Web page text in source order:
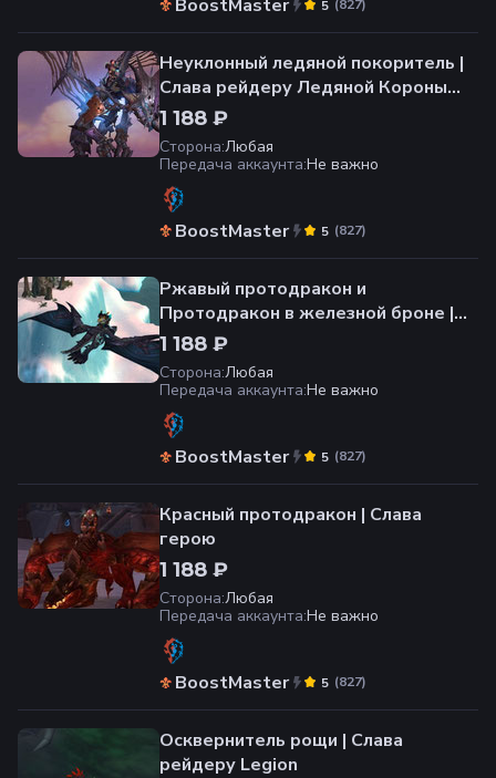
BoostMaster (827)
5
Неуклонный ледяной покоритель |
Слава рейдеру Ледяной Короны
(25 игроков)
1 188 ₽
Сторона:Любая
Передача аккаунта:Не важно
BoostMaster (827)
5
Ржавый протодракон и
Протодракон в железной броне |
Слава рейдеру Ульдуара
1 188 ₽
Сторона:Любая
Передача аккаунта:Не важно
BoostMaster (827)
5
Красный протодракон | Слава
герою
1 188 ₽
Сторона:Любая
Передача аккаунта:Не важно
BoostMaster (827)
5
Осквернитель рощи | Слава
рейдеру Legion